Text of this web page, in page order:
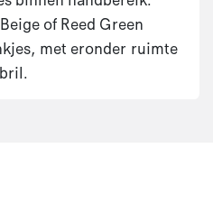
of Reed Green
met eronder ruimte